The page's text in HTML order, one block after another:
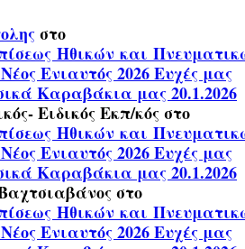
στο
Ηθικών και
Ενιαυτός 2026 Ευχές μας
Καραβάκια μας 20.1.2026
Ειδικός Εκπ/κόςστο
Ηθικών και
Ενιαυτός 2026 Ευχές μας
Καραβάκια μας 20.1.2026
στο
Ηθικών και
Ενιαυτός 2026 Ευχές μας